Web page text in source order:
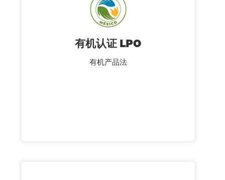
有机认证 LPO
有机产品法